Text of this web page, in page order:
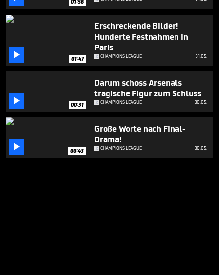
01:56
 01:47
Erschreckende Bilder!
Hunderte Festnahmen in
Paris
CHAMPIONS LEAGUE 31.05.
 00:31
Darum schoss Arsenals
tragische Figur zum Schluss
CHAMPIONS LEAGUE 30.05.
 00:43
Große Worte nach Final-
Drama!
CHAMPIONS LEAGUE 30.05.